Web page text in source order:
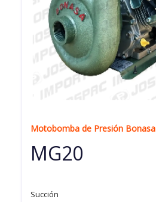
Motobomba de Presión Bonasa
MG20
Succión